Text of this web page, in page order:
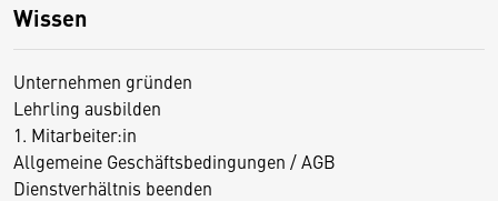
Wissen
Unternehmen gründen
Lehrling ausbilden
1. Mitarbeiter:in
Allgemeine Geschäftsbedingungen / AGB
Dienstverhältnis beenden